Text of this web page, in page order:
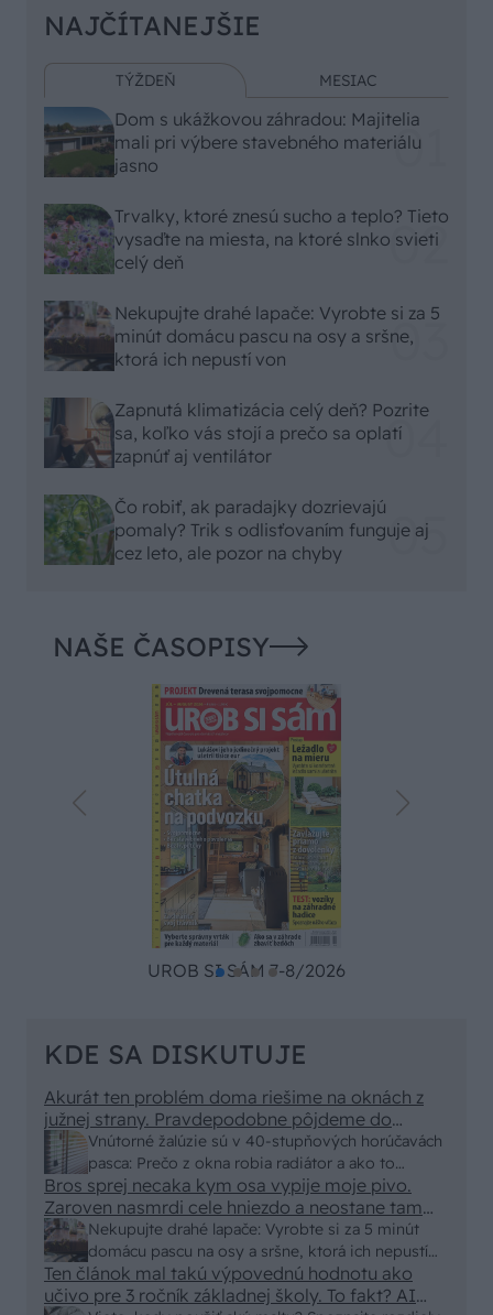
NAJČÍTANEJŠIE
TÝŽDEŇ MESIAC
Dom s ukážkovou záhradou: Majitelia
mali pri výbere stavebného materiálu
jasno
Trvalky, ktoré znesú sucho a teplo? Tieto
vysaďte na miesta, na ktoré slnko svieti
celý deň
Nekupujte drahé lapače: Vyrobte si za 5
minút domácu pascu na osy a sršne,
ktorá ich nepustí von
Zapnutá klimatizácia celý deň? Pozrite
sa, koľko vás stojí a prečo sa oplatí
zapnúť aj ventilátor
Čo robiť, ak paradajky dozrievajú
pomaly? Trik s odlisťovaním funguje aj
cez leto, ale pozor na chyby
NAŠE ČASOPISY
UROB SI SÁM 7-8/2026
KDE SA DISKUTUJE
Vnútorné žalúzie sú v 40-stupňových horúčavách
pasca: Prečo z okna robia radiátor a ako to
vyriešiť za pár eur?
Akurát ten problém doma riešime na oknách z
južnej strany. Pravdepodobne pôjdeme do
vonkajšieho tienenia na spôsob markízy
250x150cm. Čínsky predajcovia idú okolo 100
eur kus.
Nekupujte drahé lapače: Vyrobte si za 5 minút
domácu pascu na osy a sršne, ktorá ich nepustí
von
Bros sprej necaka kym osa vypije moje pivo.
Zaroven nasmrdi cele hniezdo a neostane tam
nic zive. Vasa pasca naucinke moc efektivne.
Skor pritiahne slimaky
Ten článok mal takú výpovednú hodnotu ako
učivo pre 3 ročník základnej školy. To fakt? AI